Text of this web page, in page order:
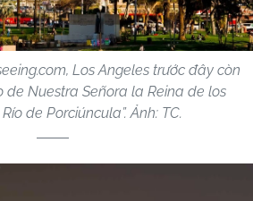
Los Angeles trước đây còn
de Nuestra Señora la Reina de los
de Porciúncula”. Ảnh: TC.